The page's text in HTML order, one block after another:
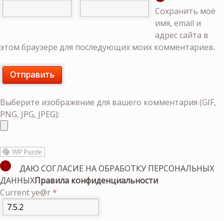
Сохранить моё
имя, email и
адрес сайта в
этом браузере для последующих моих комментариев.
Выберите изображение для вашего комментария (GIF,
PNG, JPG, JPEG):
ДАЮ СОГЛАСИЕ НА ОБРАБОТКУ ПЕРСОНАЛЬНЫХ
ДАННЫХПравила конфиденциальности
Current ye@r*